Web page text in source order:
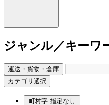
ジャンル／キーワ
運送・貨物・倉庫
カテゴリ選択
町村字 指定なし